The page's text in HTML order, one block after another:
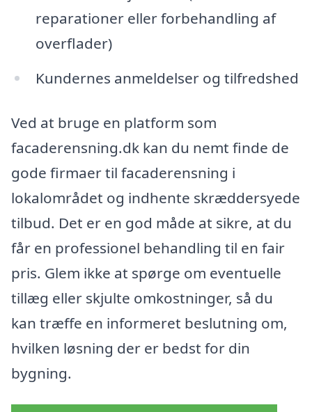
reparationer eller forbehandling af
overflader)
Kundernes anmeldelser og tilfredshed
Ved at bruge en platform som
facaderensning.dk kan du nemt finde de
gode firmaer til facaderensning i
lokalområdet og indhente skræddersyede
tilbud. Det er en god måde at sikre, at du
får en professionel behandling til en fair
pris. Glem ikke at spørge om eventuelle
tillæg eller skjulte omkostninger, så du
kan træffe en informeret beslutning om,
hvilken løsning der er bedst for din
bygning.